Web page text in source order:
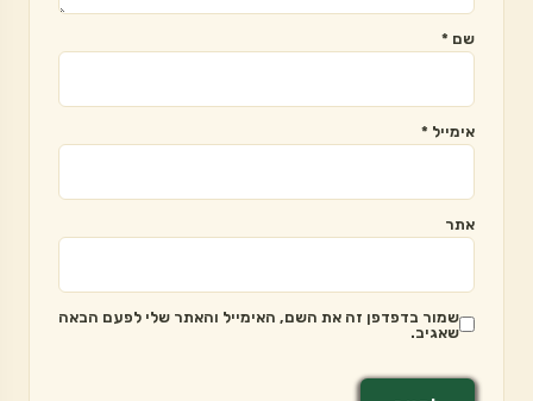
שם *
אימייל *
אתר
שמור בדפדפן זה את השם, האימייל והאתר שלי לפעם הבאה
שאגיב.